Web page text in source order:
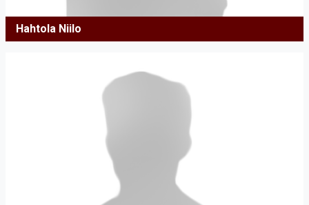
Hahtola Niilo